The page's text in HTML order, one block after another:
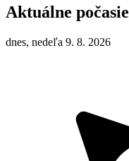
Aktuálne počasie
dnes, nedeľa 9. 8. 2026